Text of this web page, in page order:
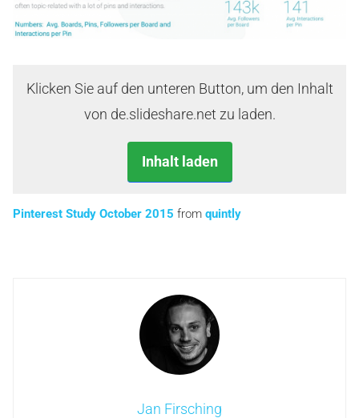
Klicken Sie auf den unteren Button, um den Inhalt
von de.slideshare.net zu laden.
Inhalt laden
Pinterest Study October 2015 from quintly
Jan Firsching